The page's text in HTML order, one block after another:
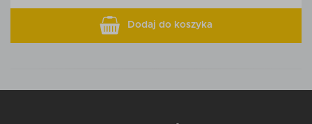
Dodaj do koszyka